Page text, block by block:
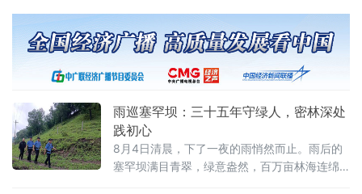
师徒结对“传帮带”拜师仪式。现场气氛庄重而热
烈，既是一次警营精神的薪火传承，也是一次
初心使命的淬炼升华，有效凝聚队伍向心力、
激发青年民警干事创业的奋进力量。 在党员活
晓峰介绍了结对师父的岗位职责与
雨巡塞罕坝：三十五年守绿人，密林深处
践初心
8月4日清晨，下了一夜的雨悄然而止。雨后的
塞罕坝满目青翠，绿意盎然，百万亩林海连绵